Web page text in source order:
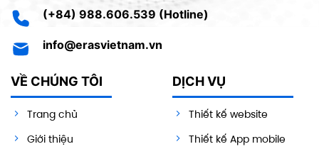
(+84) 988.606.539 (Hotline)
info@erasvietnam.vn
VỀ CHÚNG TÔI
Trang chủ
Giới thiệu
DỊCH VỤ
Thiết kế website
Thiết kế App mobile